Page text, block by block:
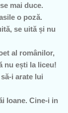
mai duce.
o poză.
se uită și nu
al românilor,
nu ești la liceu!
i arate lui
Ioane. Cine-i in